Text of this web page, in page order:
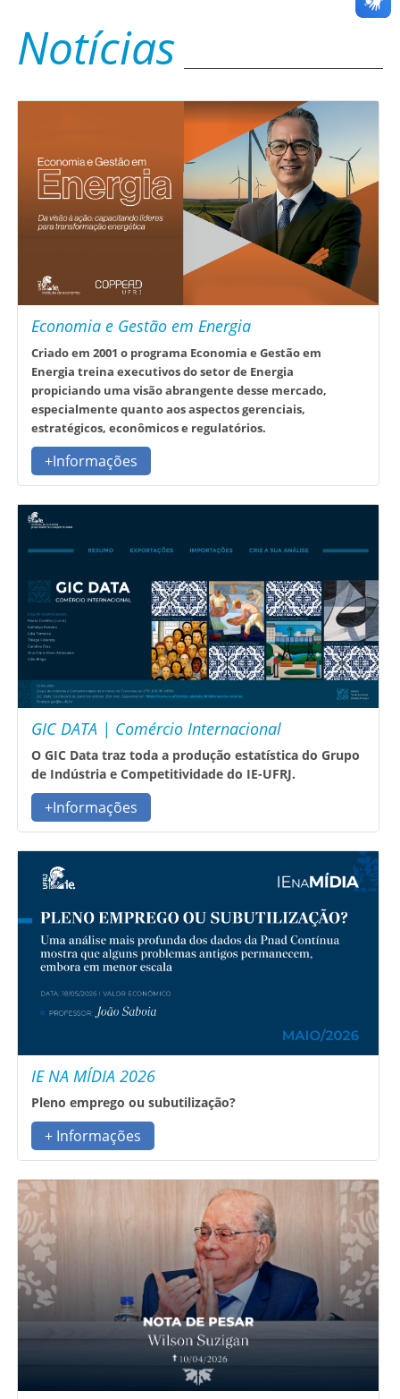
Notícias
Economia e Gestão em Energia
Criado em 2001 o programa Economia e Gestão em
Energia treina executivos do setor de Energia
propiciando uma visão abrangente desse mercado,
especialmente quanto aos aspectos gerenciais,
estratégicos, econômicos e regulatórios.
+Informações
GIC DATA | Comércio Internacional
O GIC Data traz toda a produção estatística do Grupo
de Indústria e Competitividade do IE-UFRJ.
+Informações
IE NA MÍDIA 2026
Pleno emprego ou subutilização?
+ Informações